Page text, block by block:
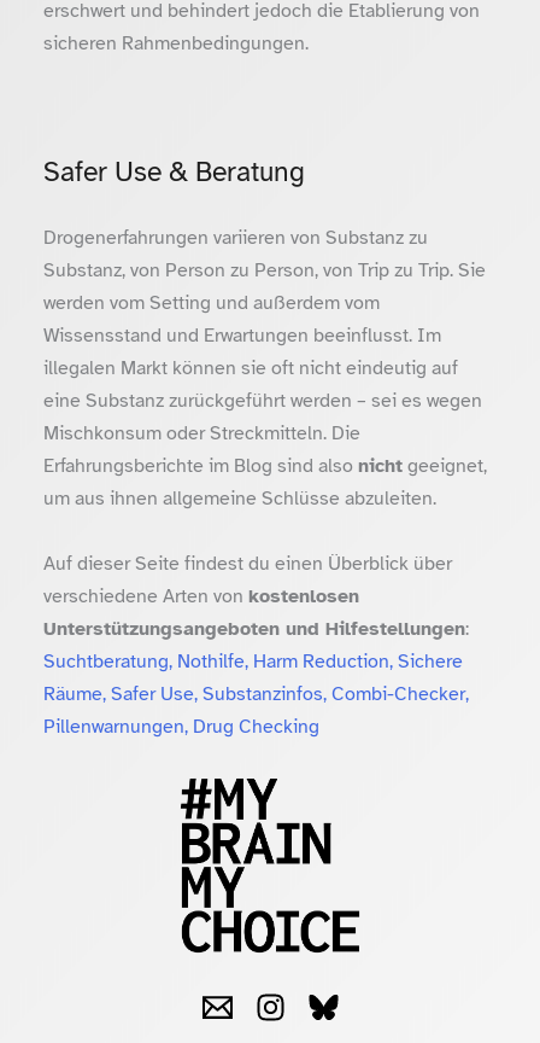
erschwert und behindert jedoch die Etablierung von
sicheren Rahmenbedingungen.
Safer Use & Beratung
Drogenerfahrungen variieren von Substanz zu
Substanz, von Person zu Person, von Trip zu Trip. Sie
werden vom Setting und außerdem vom
Wissensstand und Erwartungen beeinflusst. Im
illegalen Markt können sie oft nicht eindeutig auf
eine Substanz zurückgeführt werden – sei es wegen
Mischkonsum oder Streckmitteln. Die
Erfahrungsberichte im Blog sind also nichtgeeignet,
um aus ihnen allgemeine Schlüsse abzuleiten.
Auf dieser Seite findest du einen Überblick über
verschiedene Arten von kostenlosen
Unterstützungsangeboten und Hilfestellungen:
Suchtberatung, Nothilfe, Harm Reduction, Sichere
Räume, Safer Use, Substanzinfos, Combi-Checker,
Pillenwarnungen, Drug Checking